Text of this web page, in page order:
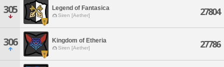
305 Legend of Fantasica
Siren [Aether] 27804
306 Kingdom of Etheria
Siren [Aether] 27786